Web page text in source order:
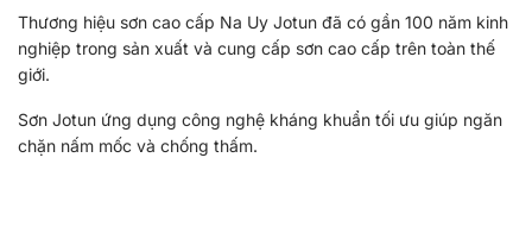
Thương hiệu sơn cao cấp Na Uy Jotun đã có gần 100 năm kinh
nghiệp trong sản xuất và cung cấp sơn cao cấp trên toàn thế
giới.
Sơn Jotun ứng dụng công nghệ kháng khuẩn tối ưu giúp ngăn
chặn nấm mốc và chống thấm.